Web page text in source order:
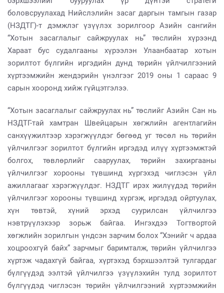
боловсруулахад Нийслэлийн засаг даргын тамгын газар
(НЗДТГ)-т дэмжлэг үзүүлэх зорилгоор Азийн сангийн
“Хотын засаглалыг сайжруулах нь” төслийн хүрээнд
Хараат бус судалгааны хүрээлэн Улаанбаатар хотын
зорилтот бүлгийн иргэдийн дунд төрийн үйлчилгээний
хүртээмжийн жендэрийн үнэлгээг 2019 оны 1 сараас 9
сарын хооронд хийж гүйцэтгэлээ.
“Хотын засаглалыг сайжруулах нь” төслийг Азийн Сан нь
НЗДТГ-тай хамтран Швейцарын хөгжлийн агентлагийн
санхүүжилтээр хэрэгжүүлдэг бөгөөд уг төсөл нь төрийн
үйлчилгээг зорилтот бүлгийн иргэдэд илүү хүртээмжтэй
болгох, төвлөрлийг сааруулах, төрийн захиргааны
үйлчилгээг хорооны түвшинд хүргэхэд чиглэсэн үйл
ажиллагааг хэрэгжүүлдэг. НЗДТГ ирэх жилүүдэд төрийн
үйлчилгээг хорооны түвшинд хүргэж, иргэдэд ойртуулах,
хүн төвтэй, хүний эрхэд суурилсан үйлчилгээ
нэвтрүүлэхээр зорьж байгаа. Ингэхдээ Тогтвортой
хөгжлийн зорилгын үндсэн зарчим болох “Хэнийг ч ардаа
хоцроохгүй байх” зарчмыг баримталж, төрийн үйлчилгээ
хүртэж чадахгүй байгаа, хүртэхэд бэрхшээлтэй тулгардаг
бүлгүүдэд ээлтэй үйлчилгээ үзүүлэхийн тулд зорилтот
бүлгүүдэд чиглэсэн төрийн үйлчилгээний хүртээмжийн